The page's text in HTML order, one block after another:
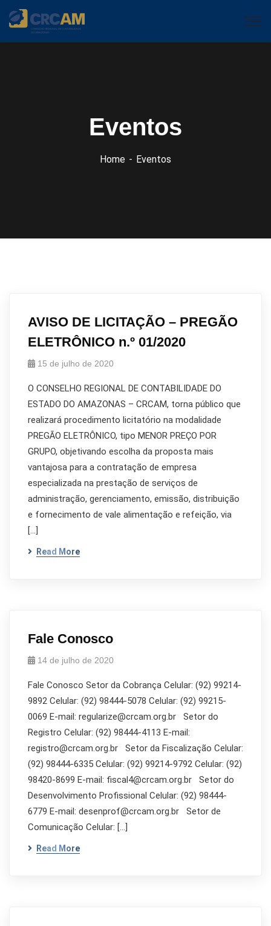
Eventos
Home Eventos
AVISO DE LICITAÇÃO – PREGÃO
ELETRÔNICO n.º 01/2020
15 de julho de 2020
O CONSELHO REGIONAL DE CONTABILIDADE DO
ESTADO DO AMAZONAS – CRCAM, torna público que
realizará procedimento licitatório na modalidade
PREGÃO ELETRÔNICO, tipo MENOR PREÇO POR
GRUPO, objetivando escolha da proposta mais
vantajosa para a contratação de empresa
especializada na prestação de serviços de
administração, gerenciamento, emissão, distribuição
e fornecimento de vale alimentação e refeição, via
[…]
Read More
Fale Conosco
14 de julho de 2020
Fale Conosco Setor da Cobrança Celular: (92) 99214-
9892 Celular: (92) 98444-5078 Celular: (92) 99215-
0069 E-mail: regularize@crcam.org.br Setor do
Registro Celular: (92) 98444-4113 E-mail:
registro@crcam.org.br Setor da Fiscalização Celular:
(92) 98444-6335 Celular: (92) 99214-9792 Celular: (92)
98420-8699 E-mail: fiscal4@crcam.org.br Setor do
Desenvolvimento Profissional Celular: (92) 98444-
6779 E-mail: desenprof@crcam.org.br Setor de
Comunicação Celular: […]
Read More